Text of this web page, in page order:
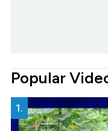
Popular
1.